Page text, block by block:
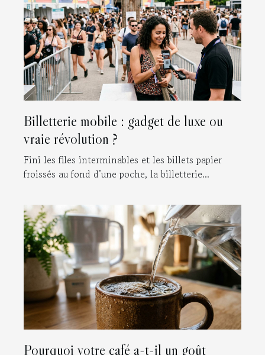
Billetterie mobile : gadget de luxe ou
vraie révolution ?
Fini les files interminables et les billets papier
froissés au fond d’une poche, la billetterie...
Pourquoi votre café a-t-il un goût